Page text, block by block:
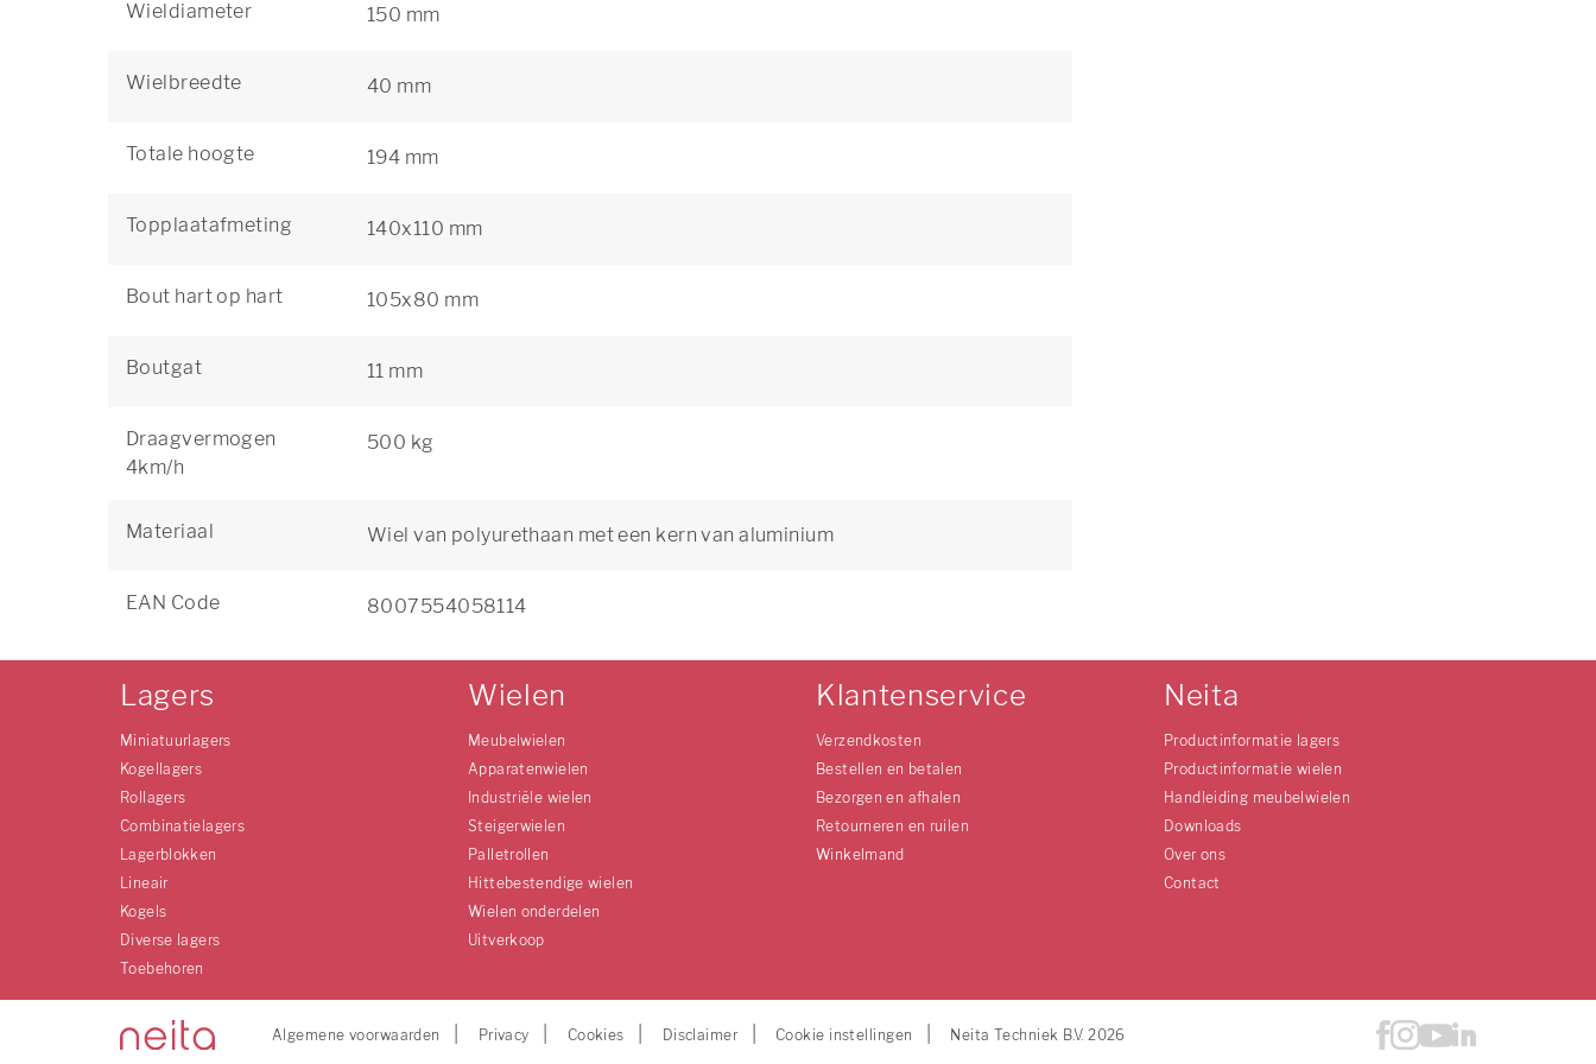
Wieldiameter 150 mm
Wielbreedte 40 mm
Totale hoogte 194 mm
Topplaatafmeting 140x110 mm
Bout hart op hart 105x80 mm
Boutgat 11 mm
Draagvermogen
4km/h
500 kg
Materiaal Wiel van polyurethaan met een kern van aluminium
EAN Code 8007554058114
Lagers
Miniatuurlagers
Kogellagers
Rollagers
Combinatielagers
Lagerblokken
Lineair
Kogels
Diverse lagers
Toebehoren
Wielen
Meubelwielen
Apparatenwielen
Industriële wielen
Steigerwielen
Palletrollen
Hittebestendige wielen
Wielen onderdelen
Uitverkoop
Klantenservice
Verzendkosten
Bestellen en betalen
Bezorgen en afhalen
Retourneren en ruilen
Winkelmand
Neita
Productinformatie lagers
Productinformatie wielen
Handleiding meubelwielen
Downloads
Over ons
Contact
Algemene voorwaarden Privacy Cookies Disclaimer Cookie instellingen Neita Techniek B.V. 2026